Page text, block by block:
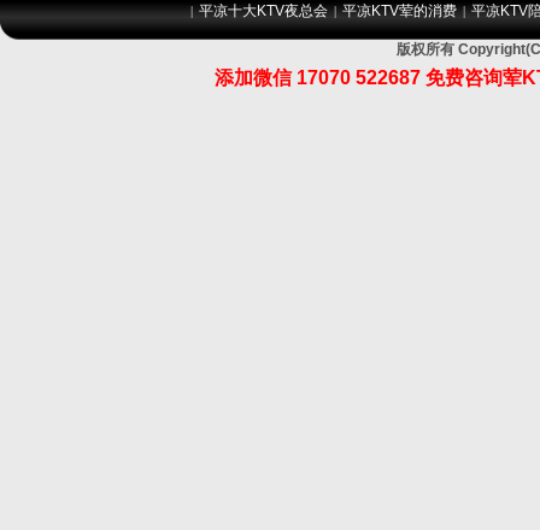
|平凉十大KTV夜总会 |平凉KTV荤的消费 |平凉KTV
版权所有
添加微信 17070 522687 免费咨询荤